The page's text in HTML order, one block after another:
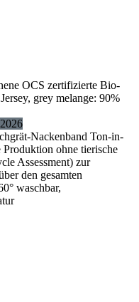
OCS zertifizierte Bio-
grey melange: 90%
Nackenband Ton-in-
ohne tierische
Assessment) zur
den gesamten
waschbar,